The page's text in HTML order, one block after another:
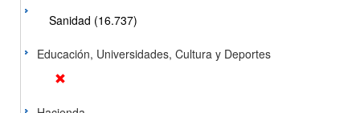
Sanidad (16.737)
Educación, Universidades, Cultura y Deportes